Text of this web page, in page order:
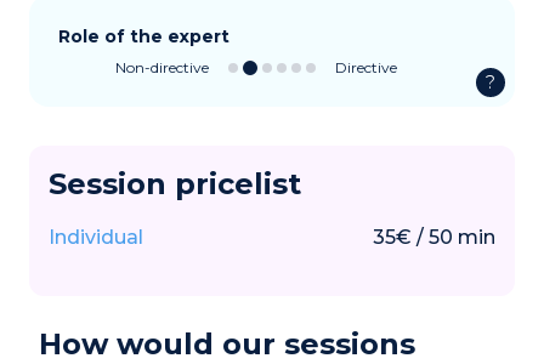
Role of the expert
Non-directive Directive
?
Session pricelist
Individual 35€ / 50 min
How would our sessions